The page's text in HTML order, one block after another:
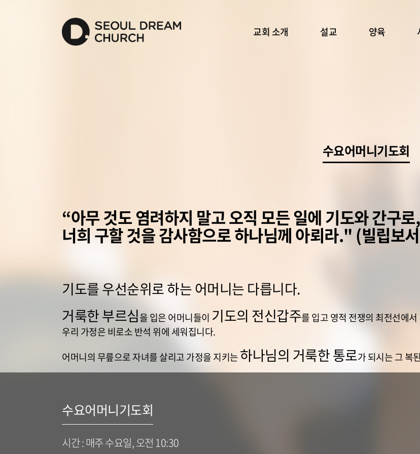
교회 소개 설교 양육
수요어머니기도회
“아무 것도 염려하지 말고 오직 모든 일에 기도와 간구로,
너희 구할 것을 감사함으로 하나님께 아뢰라." (빌립보
기도를 우선순위로 하는 어머니는 다릅니다.
거룩한 부르심을 입은 어머니들이 기도의 전신갑주를 입고 영적 전쟁의 최전선에서
우리 가정은 비로소 반석 위에 세워집니다.
어머니의 무릎으로 자녀를 살리고 가정을 지키는하나님의 거룩한 통로가 되시는 그 복
수요어머니기도회
시간 : 매주 수요일, 오전 10:30